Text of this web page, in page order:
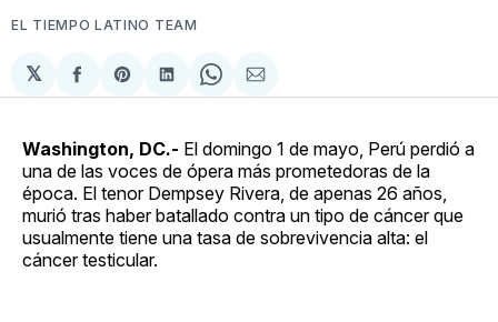
EL TIEMPO LATINO TEAM
𝕏
Compartir
en
Share
on
Compartir
en
Share
on
Compartir
via
Washington, DC.- El domingo 1 de mayo, Perú perdió a
una de las voces de ópera más prometedoras de la
época. El tenor Dempsey Rivera, de apenas 26 años,
murió tras haber batallado contra un tipo de cáncer que
usualmente tiene una tasa de sobrevivencia alta: el
cáncer testicular.